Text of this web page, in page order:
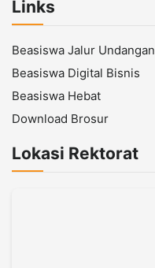
Links
Beasiswa Jalur Undangan
Beasiswa Digital Bisnis
Beasiswa Hebat
Download Brosur
Lokasi Rektorat